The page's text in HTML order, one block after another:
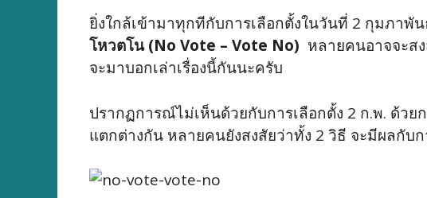
ยิ่งใกล้เข้ามาทุกทีกับการเลือกตั้งในวันที่ 2 กุมภาพั
โหวตโน (No Vote – Vote No) หลายคนอาจจะส
จะมาบอกเล่าเรื่องนี้กันนะครับ
ปรากฏการณ์ไม่เห็นด้วยกับการเลือกตั้ง 2 ก.พ. ด้ว
แตกต่างกัน หลายคนยังสงสัยว่าทั้ง 2 วิธี จะมีผลกับก